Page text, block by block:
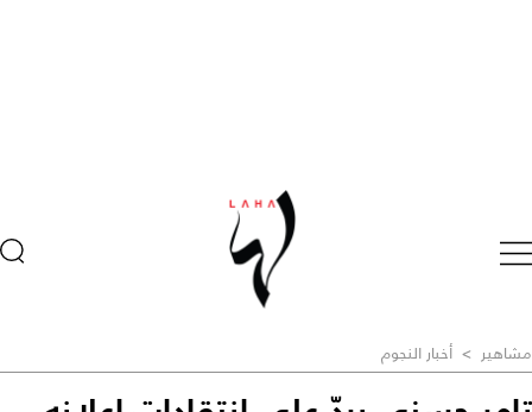
مشاهير > أخبار النجوم